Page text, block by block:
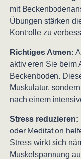
mit
Übungen stärken
Kontrolle zu
Richtiges Atmen:
aktivieren Sie beim
Beckenboden.
Muskulatur,
nach einem
Stress reduzieren:
oder Meditation
Stress wirkt sich
Muskelspannung